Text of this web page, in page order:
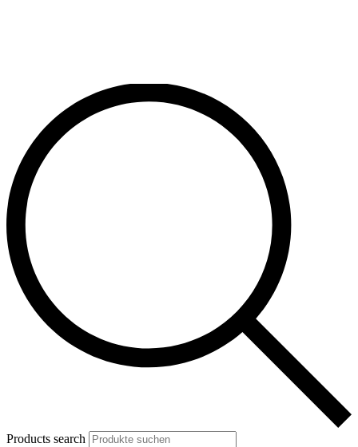
Products search